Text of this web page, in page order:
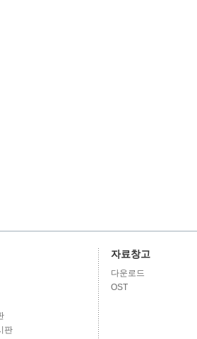
판
자료창고
다운로드
OST